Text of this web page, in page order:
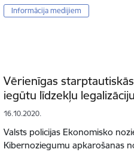
Informācija medijiem
Vērienīgas
iegūtu līdzekļu
16.10.2020.
Valsts policijas Ekonomisko
Kibernoziegumu apkarošanas